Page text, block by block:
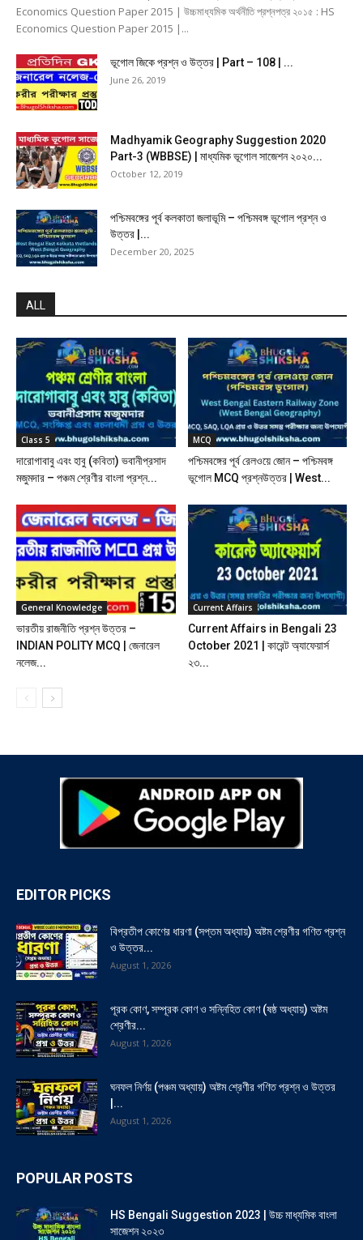
Economics Question Paper 2015 | উচ্চমাধ্যমিক অর্থনীতি প্রশ্নপত্র ২০১৫ : HS
Economics Question Paper 2015 |...
ভূগোল জিকে প্রশ্ন ও উত্তর | Part – 108 | ...
June 26, 2019
Madhyamik Geography Suggestion 2020
Part-3 (WBBSE) | মাধ্যমিক ভূগোল সাজেশন ২০২০...
October 12, 2019
পশ্চিমবঙ্গের পূর্ব কলকাতা জলাভূমি – পশ্চিমবঙ্গ ভূগোল প্রশ্ন ও
উত্তর |...
December 20, 2025
ALL
Class 5
দারোগাবাবু এবং হাবু (কবিতা) ভবানীপ্রসাদ
মজুমদার – পঞ্চম শ্রেণীর বাংলা প্রশ্ন...
MCQ
পশ্চিমবঙ্গের পূর্ব রেলওয়ে জোন – পশ্চিমবঙ্গ
ভূগোল MCQ প্রশ্নউত্তর | West...
General Knowledge
ভারতীয় রাজনীতি প্রশ্ন উত্তর –
INDIAN POLITY MCQ | জেনারেল
নলেজ...
Current Affairs
Current Affairs in Bengali 23
October 2021 | কারেন্ট অ্যাফেয়ার্স
২৩...
EDITOR PICKS
বিপ্রতীপ কোণের ধারণা (সপ্তম অধ্যায়) অষ্টম শ্রেণীর গণিত প্রশ্ন
ও উত্তর...
August 1, 2026
পূরক কোণ, সম্পূরক কোণ ও সন্নিহিত কোণ (ষষ্ঠ অধ্যায়) অষ্টম
শ্রেণীর...
August 1, 2026
ঘনফল নির্ণয় (পঞ্চম অধ্যায়) অষ্টম শ্রেণীর গণিত প্রশ্ন ও উত্তর
|...
August 1, 2026
POPULAR POSTS
HS Bengali Suggestion 2023 | উচ্চ মাধ্যমিক বাংলা
সাজেশন ২০২৩